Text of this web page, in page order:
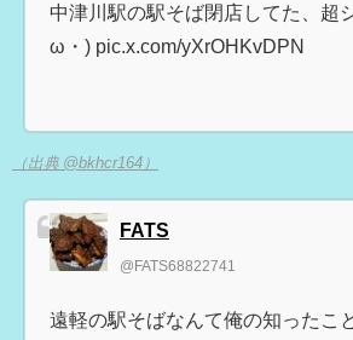
中津川駅の駅そば閉店してた、超
ω・) pic.x.com/yXrOHKvDPN
（出典 @bkhcr164）
FATS
@FATS68822741
遠軽の駅そばなんて俺の知ったこ